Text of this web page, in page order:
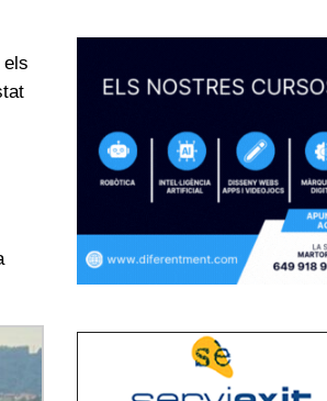
els